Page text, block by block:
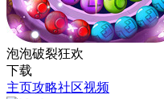
泡泡破裂狂欢
下载
主页攻略社区视频